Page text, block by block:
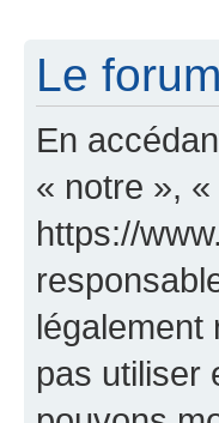
Le
En
« notre »,
https://
légalement
pas utiliser